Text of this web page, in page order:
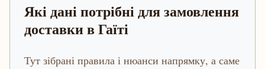
Які дані потрібні для замовлення
доставки в Гаїті
Тут зібрані правила і нюанси напрямку, а саме